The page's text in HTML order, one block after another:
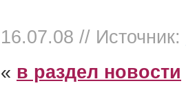
16.07.08 // Источник:
« в раздел новости